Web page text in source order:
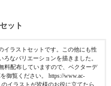
ット
イラストセットです。この他にも性
なバリエーションを描きました。
料配布していますので、ベクターデ
御覧ください。 https://www.ac-
のイラストが皆様のお役に立てたら